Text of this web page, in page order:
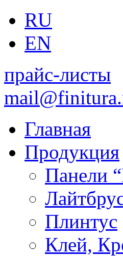
RU
EN
прайс-листы
Главная
Продукция
Панели
Плинтус
Клей,